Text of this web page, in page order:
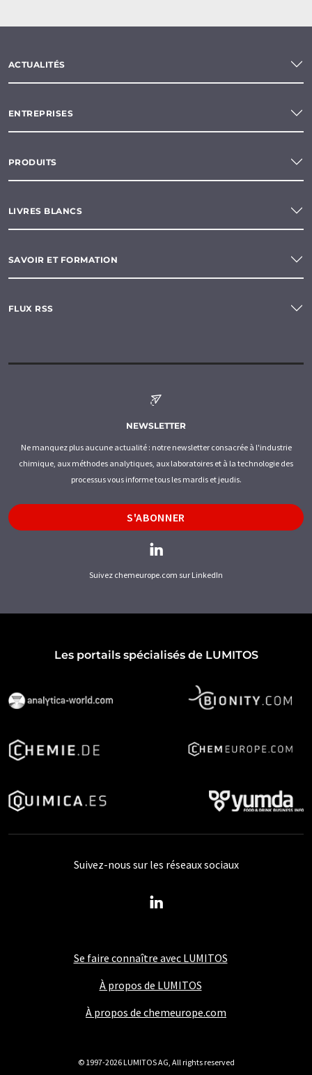
ACTUALITÉS
ENTREPRISES
PRODUITS
LIVRES BLANCS
SAVOIR ET FORMATION
FLUX RSS
NEWSLETTER
Ne manquez plus aucune actualité : notre newsletter consacrée à l'industrie
chimique, aux méthodes analytiques, aux laboratoires et à la technologie des
processus vous informe tous les mardis et jeudis.
S'ABONNER
Suivez chemeurope.com sur LinkedIn
Les portails spécialisés de LUMITOS
Se faire connaître avec LUMITOS
À propos de LUMITOS
À propos de chemeurope.com
Suivez-nous sur les réseaux sociaux
© 1997-2026 LUMITOS AG, All rights reserved